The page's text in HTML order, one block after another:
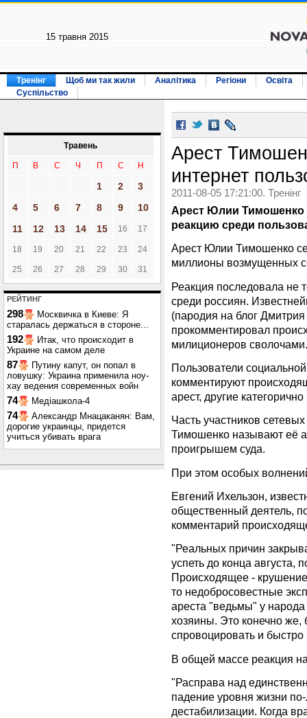
15 травня 2015
Тренінг Щоб ми так жили Аналітика Регіони
Освіта
Суспільство
Травень
П В С Ч П С Н
1 2
3
4
5 6 7 8 9
10
11
12 13 14 15 16 17
18 19 20 21 22 23 24
25 26 27 28 29 30 31
РЕЙТИНГ
298
Москвичка в Киеве: Я
старалась держаться в стороне...
192
Итак, что происходит в
Украине на самом деле
87
Путину капут, он попал в
ловушку: Украина применила ноу-
хау ведения современных войн
74 Медіашкола-4
74
Александр Мнацаканян: Вам,
дорогие украинцы, придется
учиться убивать врага
Арест
интернет
2011-08-05 17:21:00. Тренінг
Арест Юлии Тимошенко
реакцию среди
Арест Юлии Тимошенко
миллионы возмущенных
Реакция последовала не
среди россиян.
(пародия на блог
прокомментировал
милиционеров сволочами.
Пользователи
комментируют
арест, другие
Часть участников
Тимошенко называют её
проигрышем суда.
При этом особых
Евгений Ихельзон,
общественный деятель,
комментарий
"Реальных причин
успеть до конца августа,
Происходящее -
то недобросовестные
ареста "ведьмы" у народа
хозяины. Это конечно
спровоцировать и
В общей массе реакция
"Расправа над
падение уровня жизни
дестабилизации. Когда